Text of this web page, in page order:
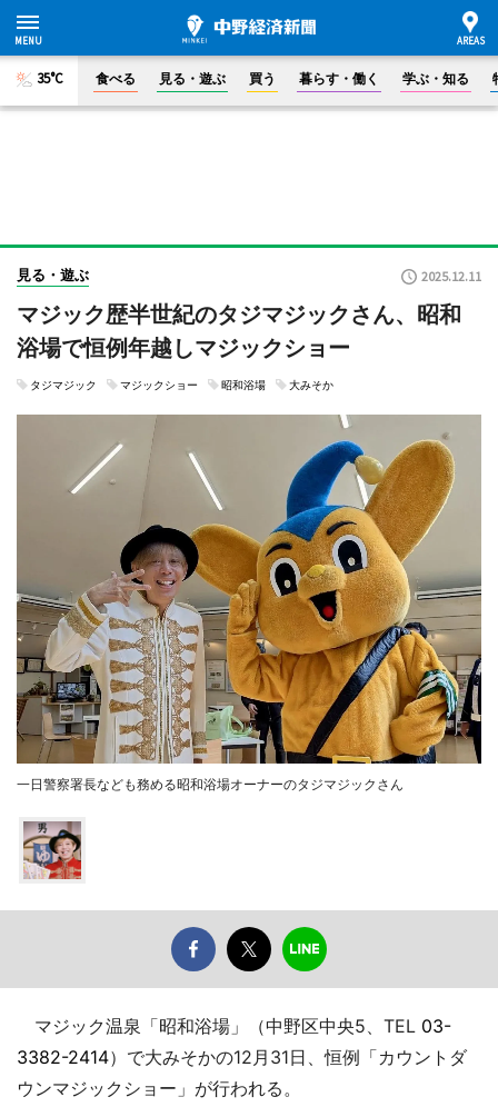
35°C 食べる 見る・遊ぶ 買う 暮らす・働く 学ぶ・知る
見る・遊ぶ 2025.12.11
マジック歴半世紀のタジマジックさん、昭和
浴場で恒例年越しマジックショー
タジマジック マジックショー 昭和浴場 大みそか
一日警察署長なども務める昭和浴場オーナーのタジマジックさん
マジック温泉「昭和浴場」（中野区中央5、TEL 03-
3382-2414）で大みそかの12月31日、恒例「カウントダ
ウンマジックショー」が行われる。